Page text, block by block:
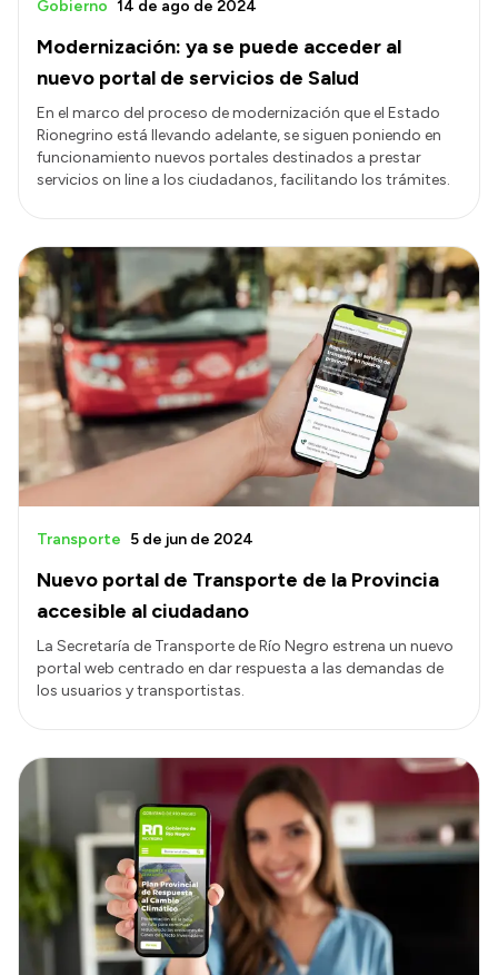
Modernización: ya se puede acceder al
nuevo portal de servicios de Salud
Gobierno 14 de ago de 2024
En el marco del proceso de modernización que el Estado
Rionegrino está llevando adelante, se siguen poniendo en
funcionamiento nuevos portales destinados a prestar
servicios on line a los ciudadanos, facilitando los trámites.
Nuevo portal de Transporte de la Provincia
accesible al ciudadano
Transporte 5 de jun de 2024
La Secretaría de Transporte de Río Negro estrena un nuevo
portal web centrado en dar respuesta a las demandas de
los usuarios y transportistas.